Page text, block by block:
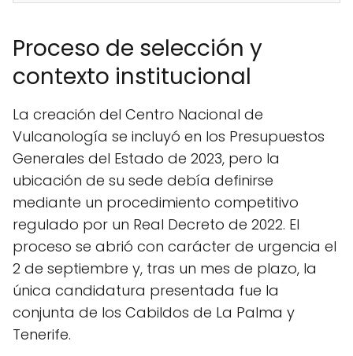
Proceso de selección y
contexto institucional
La creación del Centro Nacional de
Vulcanología se incluyó en los Presupuestos
Generales del Estado de 2023, pero la
ubicación de su sede debía definirse
mediante un procedimiento competitivo
regulado por un Real Decreto de 2022. El
proceso se abrió con carácter de urgencia el
2 de septiembre y, tras un mes de plazo, la
única candidatura presentada fue la
conjunta de los Cabildos de La Palma y
Tenerife.